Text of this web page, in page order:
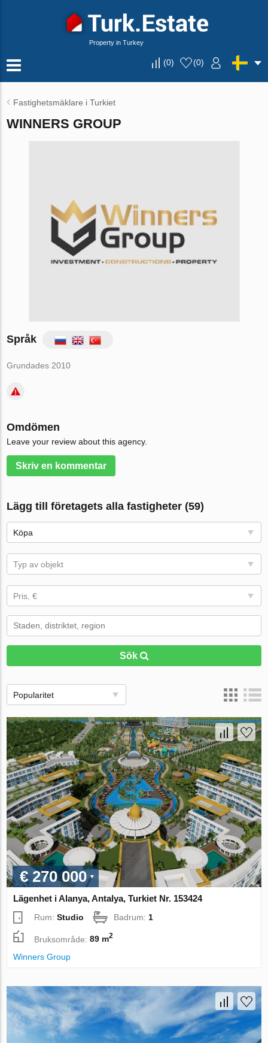
Property in Turkey
(0) (0)
Fastighetsmäklare i Turkiet
WINNERS GROUP
Språk
Grundades 2010
Omdömen
Leave your review about this agency.
Skriv en kommentar
Lägg till företagets alla fastigheter (59)
Köpa
Typ av objekt
Pris, €
Sök
Popularitet
€ 270 000
Lägenhet i Alanya, Antalya, Turkiet Nr. 153424
Rum:Studio Badrum: 1
Bruksområde:89 m2
Winners Group